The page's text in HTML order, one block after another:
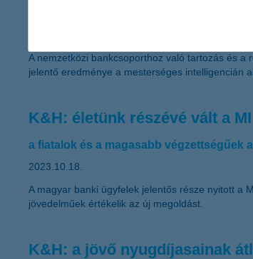
A nemzetközi bankcsoporthoz való tartozás és
jelentő eredménye a mesterséges intelligencián
K&H: életünk részévé vált a MI
a fiatalok és a magasabb végzettségűek
2023.10.18.
A magyar banki ügyfelek jelentős része nyitott a
jövedelműek értékelik az új megoldást.
K&H: a jövő nyugdíjasainak